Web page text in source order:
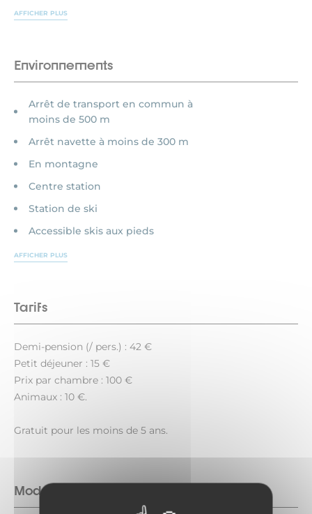
AFFICHER PLUS
Environnements
Arrêt de transport en commun à
moins de 500 m
Arrêt navette à moins de 300 m
En montagne
Centre station
Station de ski
Accessible skis aux pieds
AFFICHER PLUS
Tarifs
Demi-pension (/ pers.) : 42 €
Petit déjeuner : 15 €
Prix par chambre : 100 €
Animaux : 10 €.
Gratuit pour les moins de 5 ans.
Modes de paiement